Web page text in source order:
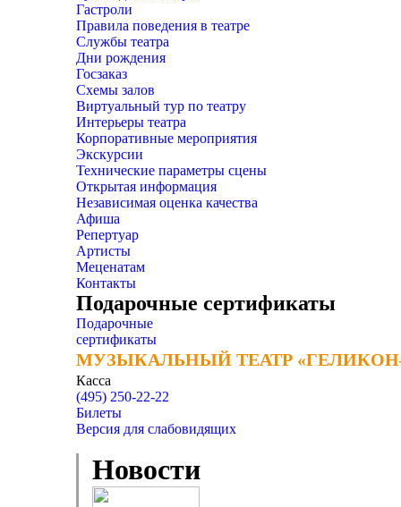
Гастроли
Правила поведения в театре
Службы театра
Дни рождения
Госзаказ
Схемы залов
Виртуальный тур по театру
Интерьеры театра
Корпоративные мероприятия
Экскурсии
Технические параметры сцены
Открытая информация
Независимая оценка качества
Афиша
Репертуар
Артисты
Меценатам
Контакты
Подарочные сертификаты
Подарочные
сертификаты
МУЗЫКАЛЬНЫЙ ТЕАТР
МУЗЫКАЛЬНЫЙ ТЕАТР
Касса
(495) 250-22-22
Билеты
Версия для слабовидящих
Новости